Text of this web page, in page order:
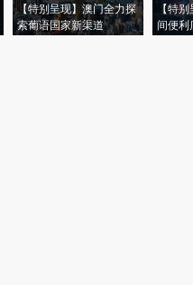
【特别呈现】澳门全力探
索葡语国家新渠道
【特
间便利